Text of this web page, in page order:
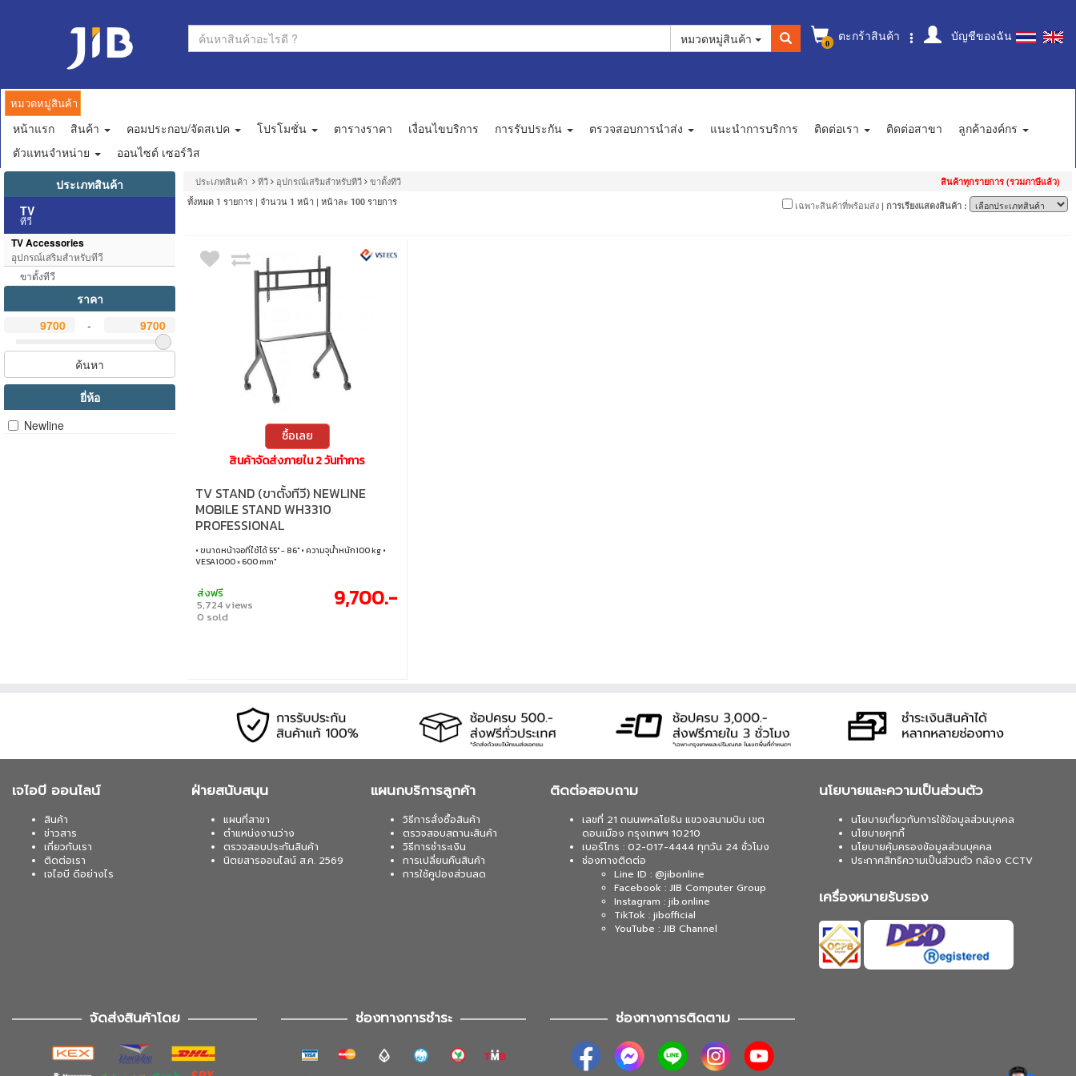
0 ตะกร้าสินค้า บัญชีของฉัน
หมวดหมู่สินค้า
หมวดหมู่สินค้า
หน้าแรก สินค้า คอมประกอบ/จัดสเปค โปรโมชั่น ตารางราคา เงื่อนไขบริการ การรับประกัน ตรวจสอบการนำส่ง แนะนำการบริการ ติดต่อเรา ติดต่อสาขา
ลูกค้าองค์กร
ตัวแทนจำหน่าย
ออนไซต์ เซอร์วิส
ประเภทสินค้า
TV
ทีวี
TV Accessories
อุปกรณ์เสริมสำหรับทีวี
ขาตั้งทีวี
ราคา
-
ค้นหา
ยี่ห้อ
Newline
ประเภทสินค้า ทีวี อุปกรณ์เสริมสำหรับทีวี ขาตั้งทีวี สินค้าทุกรายการ (รวมภาษีแล้ว)
ทั้งหมด 1 รายการ | จำนวน 1 หน้า | หน้าละ 100 รายการ เฉพาะสินค้าที่พร้อมส่ง | การเรียงแสดงสินค้า :
ซื้อเลย
สินค้าจัดส่งภายใน 2 วันทำการ
TV STAND (ขาตั้งทีวี) NEWLINE
MOBILE STAND WH3310
PROFESSIONAL
• ขนาดหน้าจอที่ใช้ได้ 55" - 86" • ความจุน้ำหนัก100 kg •
VESA1000 × 600 mm"
ส่งฟรี
5,724 views
0 sold
9,700.-
เจไอบี ออนไลน์
สินค้า
ข่าวสาร
เกี่ยวกับเรา
ติดต่อเรา
เจไอบี ดีอย่างไร
ฝ่ายสนับสนุน
แผนที่สาขา
ตำแหน่งงานว่าง
ตรวจสอบประกันสินค้า
นิตยสารออนไลน์ ส.ค. 2569
แผนกบริการลูกค้า
วิธีการสั่งซื้อสินค้า
ตรวจสอบสถานะสินค้า
วิธีการชำระเงิน
การเปลี่ยนคืนสินค้า
การใช้คูปองส่วนลด
ติดต่อสอบถาม
เลขที่ 21 ถนนพหลโยธิน แขวงสนามบิน เขต
ดอนเมือง กรุงเทพฯ 10210
เบอร์โทร : 02-017-4444 ทุกวัน 24 ชั่วโมง
ช่องทางติดต่อ
Line ID : @jibonline
Facebook : JIB Computer Group
Instagram : jib.online
TikTok : jibofficial
YouTube : JIB Channel
นโยบายและความเป็นส่วนตัว
นโยบายเกี่ยวกับการใช้ข้อมูลส่วนบุคคล
นโยบายคุกกี้
นโยบายคุ้มครองข้อมูลส่วนบุคคล
ประกาศสิทธิความเป็นส่วนตัว กล้อง CCTV
เครื่องหมายรับรอง
จัดส่งสินค้าโดย ช่องทางการชำระ ช่องทางการติดตาม